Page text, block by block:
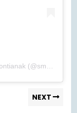
NEXT